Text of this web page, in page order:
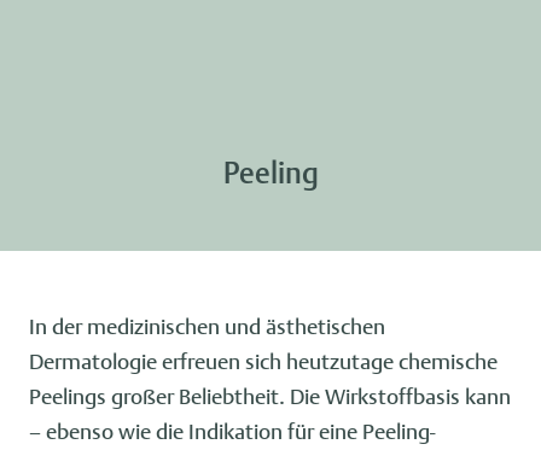
Peeling
In der medizinischen und ästhetischen
Dermatologie erfreuen sich heutzutage chemische
Peelings großer Beliebtheit. Die Wirkstoffbasis kann
– ebenso wie die Indikation für eine Peeling-